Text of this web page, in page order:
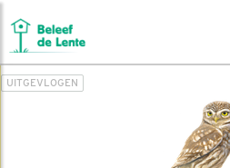
UITGEVLOGEN